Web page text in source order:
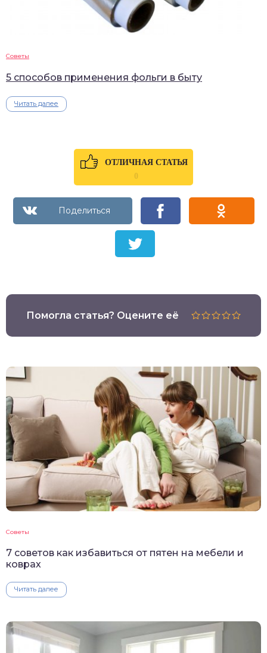
Советы
5 способов применения фольги в быту
Читать далее
ОТЛИЧНАЯ СТАТЬЯ
0
Помогла статья? Оцените её
Советы
7 советов как избавиться от пятен на мебели и
коврах
Читать далее